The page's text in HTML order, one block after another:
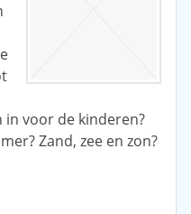
in voor de kinderen?
Zand, zee en zon?